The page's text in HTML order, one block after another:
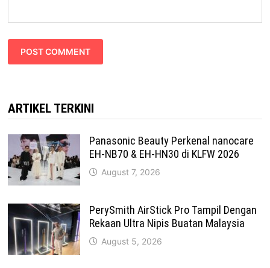
ARTIKEL TERKINI
Panasonic Beauty Perkenal nanocare
EH-NB70 & EH-HN30 di KLFW 2026
August 7, 2026
PerySmith AirStick Pro Tampil Dengan
Rekaan Ultra Nipis Buatan Malaysia
August 5, 2026